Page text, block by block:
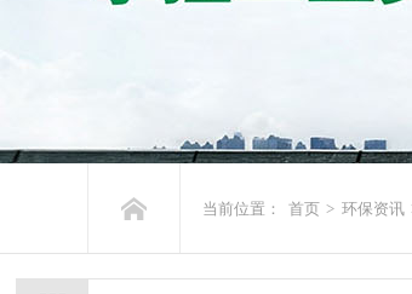
当前位置： 首页 > 环保资讯